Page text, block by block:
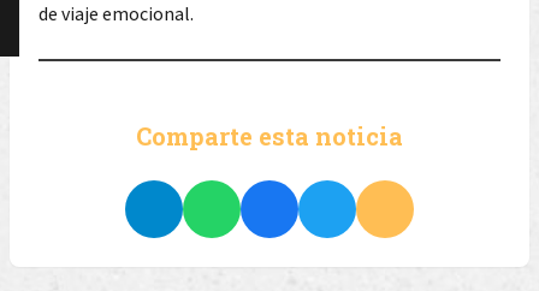
de viaje emocional.
Comparte esta noticia